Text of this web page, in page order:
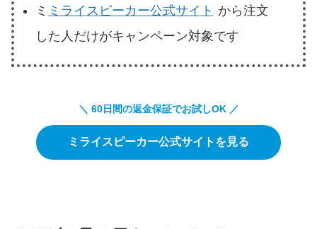
ミ ミライスピーカー公式サイト から注文
した人だけがキャンペーン対象です
＼ 60日間の返金保証でお試しOK ／
ミライスピーカー公式サイトを見る